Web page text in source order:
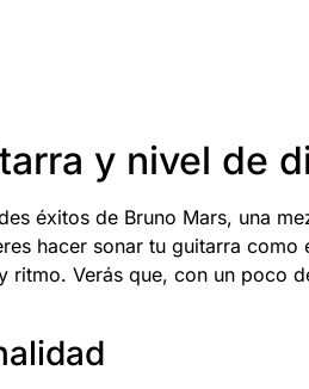
y nivel de
éxitos de Bruno Mars, una
hacer sonar tu guitarra
ritmo. Verás que, con un poco